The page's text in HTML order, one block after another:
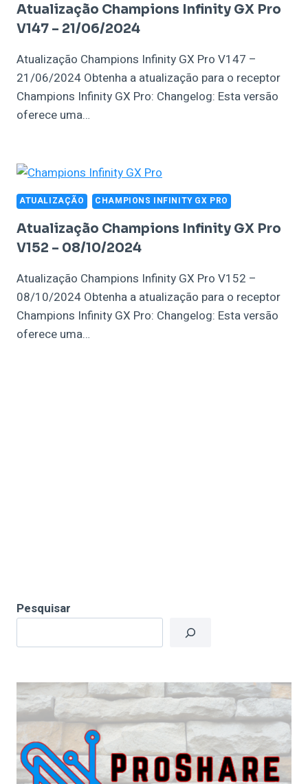
Atualização Champions Infinity GX Pro
V147 – 21/06/2024
Atualização Champions Infinity GX Pro V147 –
21/06/2024 Obtenha a atualização para o receptor
Champions Infinity GX Pro: Changelog: Esta versão
oferece uma…
ATUALIZAÇÃO CHAMPIONS INFINITY GX PRO
Atualização Champions Infinity GX Pro
V152 – 08/10/2024
Atualização Champions Infinity GX Pro V152 –
08/10/2024 Obtenha a atualização para o receptor
Champions Infinity GX Pro: Changelog: Esta versão
oferece uma…
Pesquisar